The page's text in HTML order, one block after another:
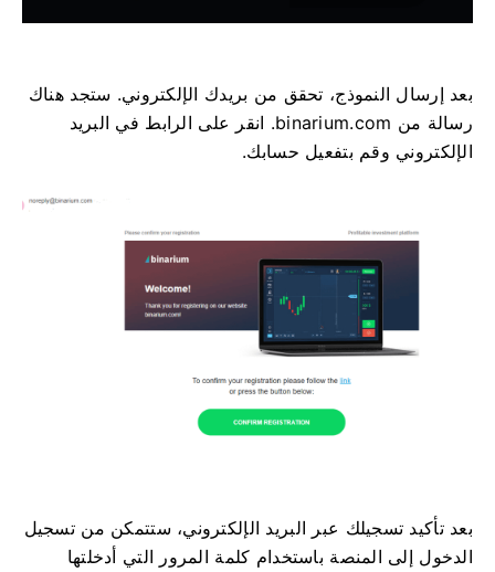
بعد إرسال النموذج، تحقق من بريدك الإلكتروني. ستجد هناك
رسالة من binarium.com. انقر على الرابط في البريد
الإلكتروني وقم بتفعيل حسابك.
بعد تأكيد تسجيلك عبر البريد الإلكتروني، ستتمكن من تسجيل
الدخول إلى المنصة باستخدام كلمة المرور التي أدخلتها